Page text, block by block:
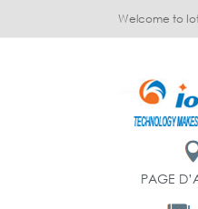
PAGE